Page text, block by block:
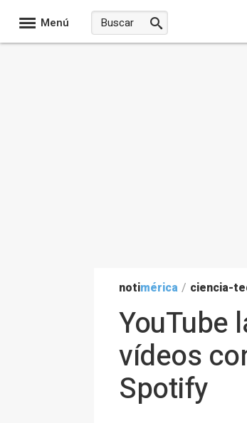
Menú
notimérica / ciencia-
YouTube
vídeos
Spotify